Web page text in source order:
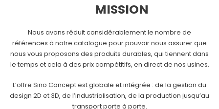
MISSION
Nous avons réduit considérablement le nombre de
références à notre catalogue pour pouvoir nous assurer que
nous vous proposons des produits durables, qui tiennent dans
le temps et cela à des prix compétitifs, en direct de nos usines.
L’offre Sino Concept est globale et intégrée : de la gestion du
design 2D et 3D, de l’industrialisation, de la production jusqu’au
transport porte à porte.